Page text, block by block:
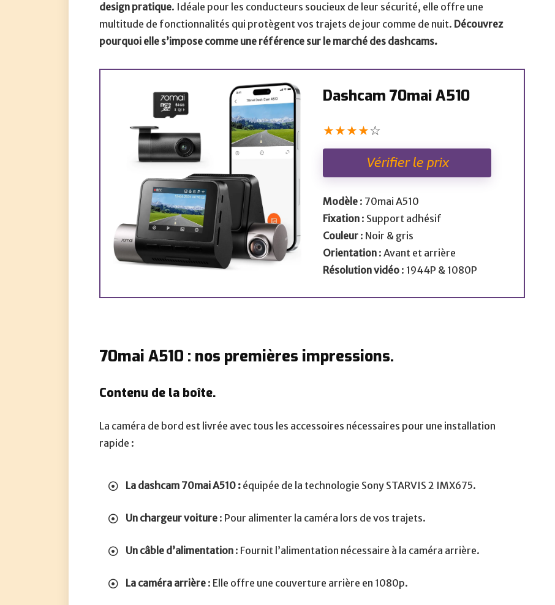
design pratique. Idéale pour les conducteurs soucieux de leur sécurité, elle offre une
multitude de fonctionnalités qui protègent vos trajets de jour comme de nuit. Découvrez
pourquoi elle s’impose comme une référence sur le marché des dashcams.
Dashcam 70mai A510
★★★★☆
Vérifier le prix
Modèle: 70mai A510
Fixation: Support adhésif
Couleur: Noir & gris
Orientation: Avant et arrière
Résolution vidéo: 1944P & 1080P
70mai A510 : nos premières impressions.
Contenu de la boîte.
La caméra de bord est livrée avec tous les accessoires nécessaires pour une installation
rapide :
La dashcam 70mai A510 : équipée de la technologie Sony STARVIS 2 IMX675.
Un chargeur voiture : Pour alimenter la caméra lors de vos trajets.
Un câble d’alimentation : Fournit l’alimentation nécessaire à la caméra arrière.
La caméra arrière : Elle offre une couverture arrière en 1080p.
VANTRUE E3